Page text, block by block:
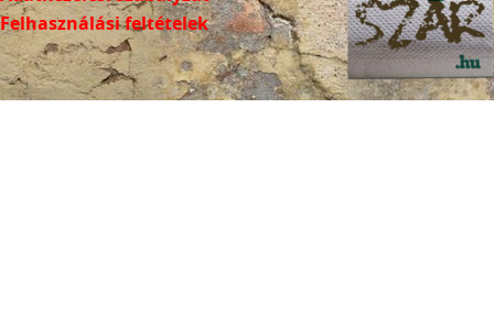
Felhasználási feltételek